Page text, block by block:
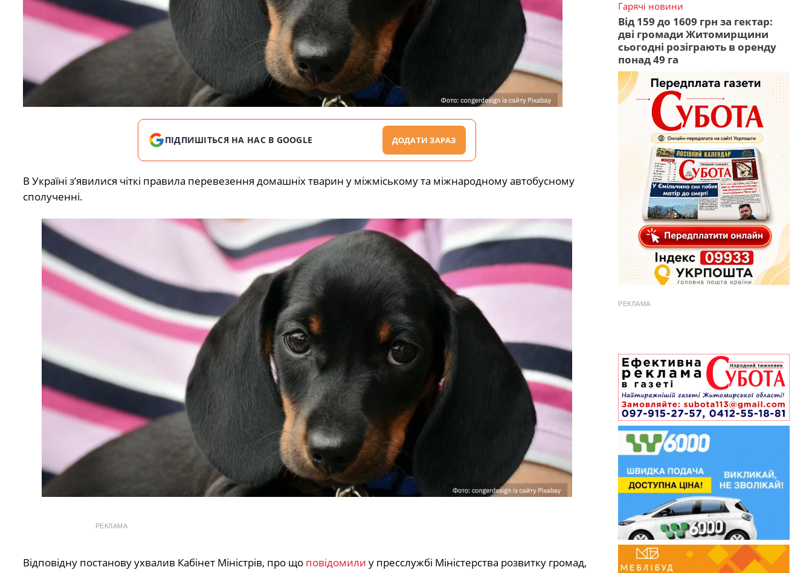
ПІДПИШІТЬСЯ НА НАС В GOOGLE ДОДАТИ ЗАРАЗ
В Україні з’явилися чіткі правила перевезення домашніх тварин у міжміському та міжнародному автобусному
сполученні.
РЕКЛАМА
Відповідну постанову ухвалив Кабінет Міністрів, про що повідомили у пресслужбі Міністерства розвитку громад,
Гарячі новини
Від 159 до 1609 грн за гектар:
дві громади Житомирщини
сьогодні розіграють в оренду
понад 49 га
РЕКЛАМА